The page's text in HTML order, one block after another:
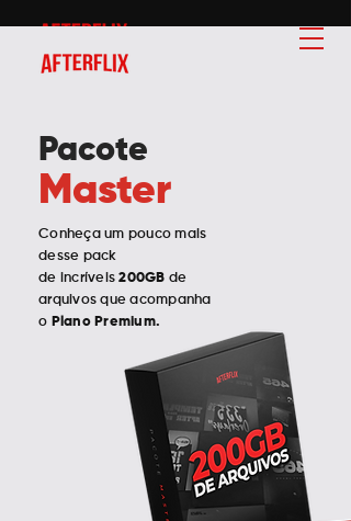
Pacote
Master
Conheça um pouco mais
desse pack
de incríveis200GB de
arquivos que acompanha
o Plano Premium.